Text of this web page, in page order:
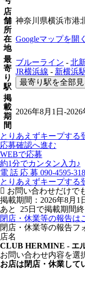
店
舗
所
在
地
神奈川県横浜市港
Googleマップを開く
最
寄
り
駅
ブルーライン - 北
JR横浜線 - 新横浜
最寄り駅を全部見
掲
載
期
間
2026年8月1日-
とりあえずキープする
応募確認へ進む
WEBで応募
約1分でカンタン入力♪
電 話 応 募 090-4595-
とりあえずキープする
お問い合わせだけで
掲載期間：2026年8月1
あと 25日で掲載期間
閉店・休業等の報告は
閉店・休業等の報告フ
店名
CLUB HERMINE - エ
お問い合わせ内容を選
お店は閉店・休業して